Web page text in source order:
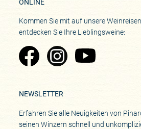
ONLINE
Kommen Sie mit auf unsere
entdecken Sie Ihre Lieblingsweine:
Zu Pinard's Facebook-Seite
Zu Pinard's Instagram-
Zu Pinard's
NEWSLETTER
Erfahren Sie alle Neuigkeiten von
seinen Winzern schnell und